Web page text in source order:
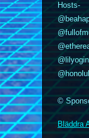
Hosts-
©
Bläddra
YouTubeVimeo X